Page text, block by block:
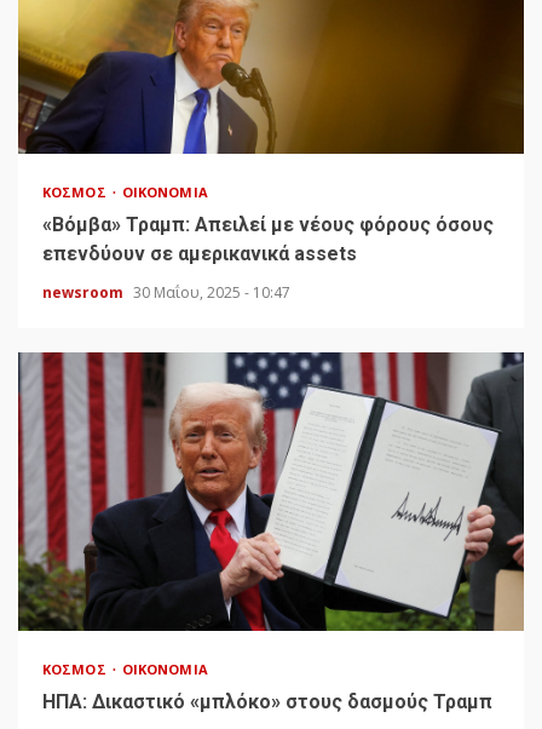
ΚΌΣΜΟΣ ΟΙΚΟΝΟΜΊΑ
«Bόμβα» Τραμπ: Απειλεί με νέους φόρους όσους
επενδύουν σε αμερικανικά assets
newsroom 30 Μαΐου, 2025 - 10:47
ΚΌΣΜΟΣ ΟΙΚΟΝΟΜΊΑ
HΠΑ: Δικαστικό «μπλόκο» στους δασμούς Τραμπ